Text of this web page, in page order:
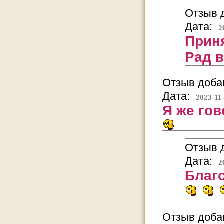
Отзыв
Дата:
Рад
Отзыв
Дата:
2023-
Я же
Отзыв
Дата:
Отзыв